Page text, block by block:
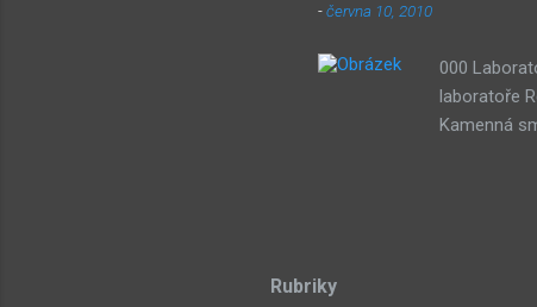
-června 10, 2010
000
laboratoře
Kamenná
stone Lze
Rubriky